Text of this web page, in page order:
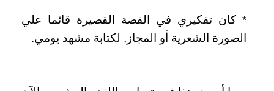
‏*‏ كان تفكيري في القصة القصيرة قائما علي
الصورة الشعرية أو المجاز‏,‏ لكتابة مشهد يومي‏.‏